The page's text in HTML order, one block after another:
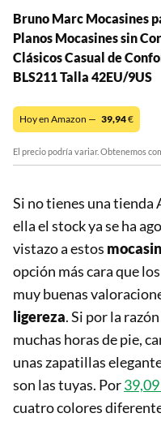
Bruno Marc Mocasines
Planos Mocasines sin
Clásicos Casual de
BLS211 Talla 42EU/9US
Hoy en Amazon — 39,94€
El precio podría variar. Obtenemos
Si no tienes una tienda
ella el stock ya se ha
vistazo a estos
opción más cara que
muy buenas
ligereza. Si por la
muchas horas de pie,
unas zapatillas
son las tuyas. Por
cuatro colores